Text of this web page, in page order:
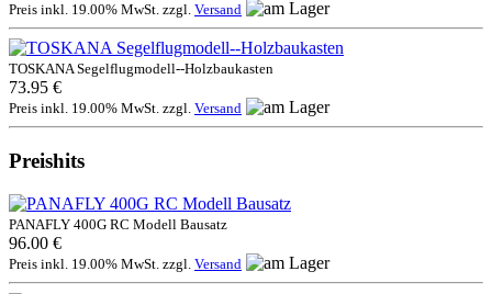
Preis inkl. 19.00% MwSt. zzgl. Versand
TOSKANA Segelflugmodell--Holzbaukasten
73.95 €
Preis inkl. 19.00% MwSt. zzgl. Versand
Preishits
PANAFLY 400G RC Modell Bausatz
96.00 €
Preis inkl. 19.00% MwSt. zzgl. Versand